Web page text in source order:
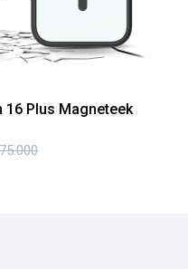
16 Plus Magneteek